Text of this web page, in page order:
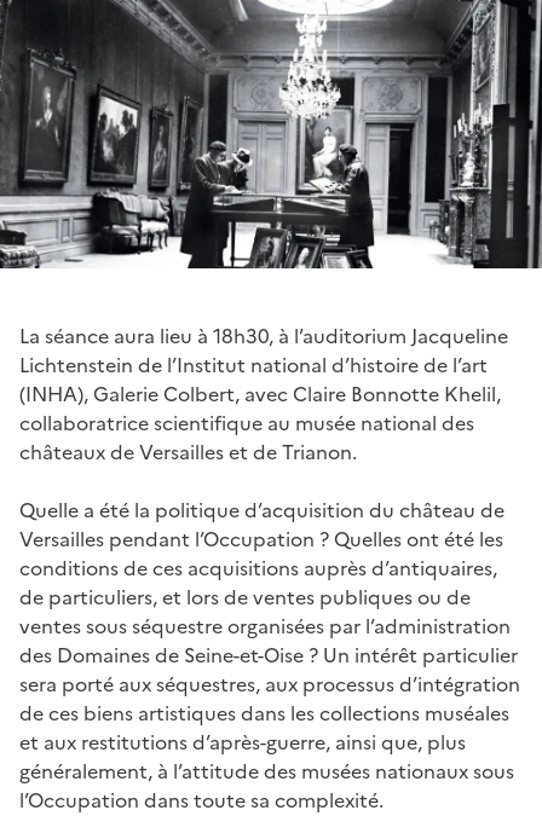
La séance aura lieu à 18h30, à l’auditorium Jacqueline
Lichtenstein de l’Institut national d’histoire de l’art
(INHA), Galerie Colbert, avec Claire Bonnotte Khelil,
collaboratrice scientifique au musée national des
châteaux de Versailles et de Trianon.
Quelle a été la politique d’acquisition du château de
Versailles pendant l’Occupation ? Quelles ont été les
conditions de ces acquisitions auprès d’antiquaires,
de particuliers, et lors de ventes publiques ou de
ventes sous séquestre organisées par l’administration
des Domaines de Seine-et-Oise ? Un intérêt particulier
sera porté aux séquestres, aux processus d’intégration
de ces biens artistiques dans les collections muséales
et aux restitutions d’après-guerre, ainsi que, plus
généralement, à l’attitude des musées nationaux sous
l’Occupation dans toute sa complexité.